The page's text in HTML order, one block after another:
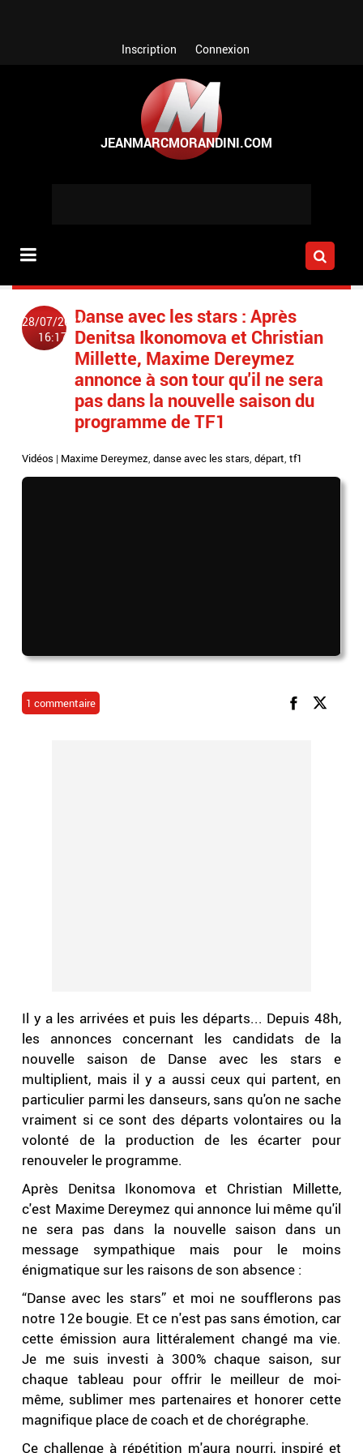
Inscription Connexion
28/07/2022
16:17
Danse avec les stars : Après
Denitsa Ikonomova et Christian
Millette, Maxime Dereymez
annonce à son tour qu'il ne sera
pas dans la nouvelle saison du
programme de TF1
Vidéos | Maxime Dereymez,danse avec les stars,départ,tf1
1 commentaire
Il y a les arrivées et puis les départs... Depuis 48h,
les annonces concernant les candidats de la
nouvelle saison de Danse avec les stars e
multiplient, mais il y a aussi ceux qui partent, en
particulier parmi les danseurs, sans qu'on ne sache
vraiment si ce sont des départs volontaires ou la
volonté de la production de les écarter pour
renouveler le programme.
Après Denitsa Ikonomova et Christian Millette,
c'est Maxime Dereymez qui annonce lui même qu'il
ne sera pas dans la nouvelle saison dans un
message sympathique mais pour le moins
énigmatique sur les raisons de son absence :
“Danse avec les stars” et moi ne soufflerons pas
notre 12e bougie. Et ce n'est pas sans émotion, car
cette émission aura littéralement changé ma vie.
Je me suis investi à 300% chaque saison, sur
chaque tableau pour offrir le meilleur de moi-
même, sublimer mes partenaires et honorer cette
magnifique place de coach et de chorégraphe.
Ce challenge à répétition m'aura nourri, inspiré et